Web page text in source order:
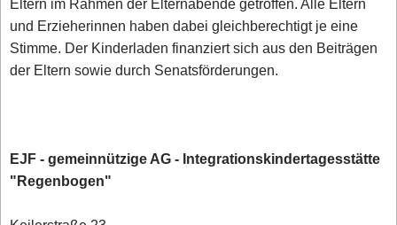
und Erzieherinnen haben dabei gleichberechtigt je eine
Stimme. Der Kinderladen finanziert sich aus den Beiträgen
der Eltern sowie durch Senatsförderungen.
EJF - gemeinnützige AG - Integrationskindertagesstätte
"Regenbogen"